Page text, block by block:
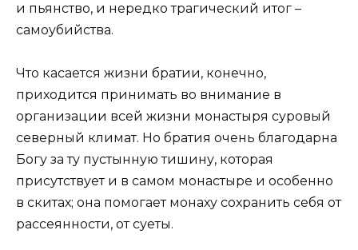
и пьянство, и нередко трагический итог –
самоубийства.
Что касается жизни братии, конечно,
приходится принимать во внимание в
организации всей жизни монастыря суровый
северный климат. Но братия очень благодарна
Богу за ту пустынную тишину, которая
присутствует и в самом монастыре и особенно
в скитах; она помогает монаху сохранить себя от
рассеянности, от суеты.